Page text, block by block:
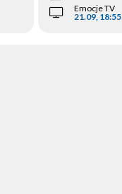
Emocje TV
21.09, 18:55